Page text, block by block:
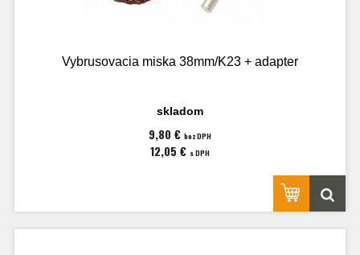
Vybrusovacia miska 38mm/K23 + adapter
skladom
9,80 € bez DPH
12,05 € s DPH